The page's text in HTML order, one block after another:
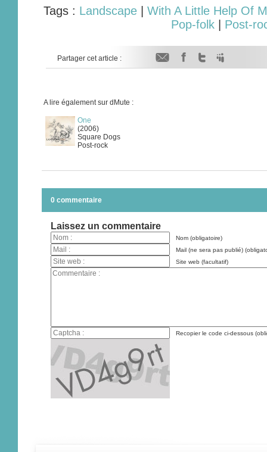
Tags : Landscape
With A Little Help Of
Pop-folk| Post-
Partager cet article :
A lire également sur dMute :
One
(2006)
Square Dogs
Post-rock
0 commentaire
Laissez un commentaire
Nom (obligatoire)
Mail (ne sera pas publié)
Site web (facultatif)
Recopier le code ci-dessous